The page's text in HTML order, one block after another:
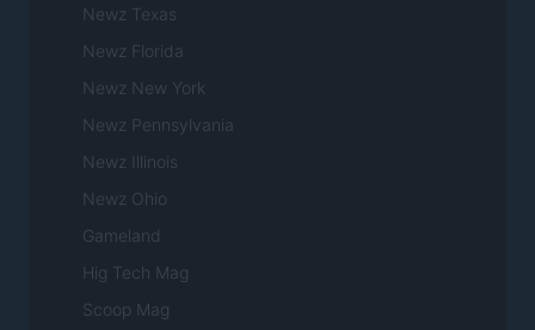
Newz Texas
Newz Florida
Newz New York
Newz Pennsylvania
Newz Illinois
Newz Ohio
Gameland
Hig Tech Mag
Scoop Mag